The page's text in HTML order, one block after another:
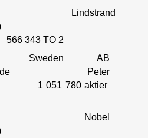
343 TO 2
Sweden AB
Peter
780 aktier
Nobel